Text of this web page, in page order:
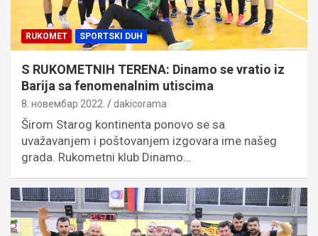
RUKOMET SPORTSKI DUH
S RUKOMETNIH TERENA: Dinamo se vratio iz
Barija sa fenomenalnim utiscima
8. новембар 2022. dakicorama
Širom Starog kontinenta ponovo se sa
uvažavanjem i poštovanjem izgovara ime našeg
grada. Rukometni klub Dinamo…